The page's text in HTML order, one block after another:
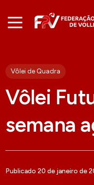
Vôlei de Quadra
Vôlei
semana
Publicado 20 de janeiro de